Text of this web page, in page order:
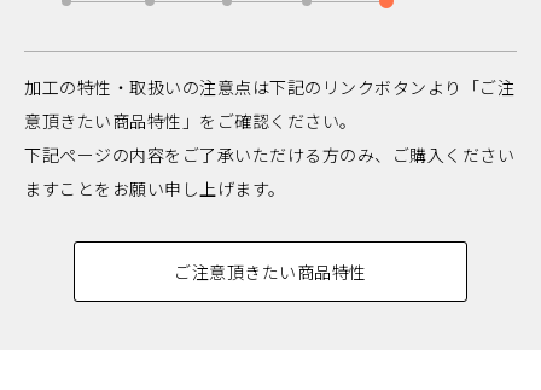
加工の特性・取扱いの注意点は下記のリンクボタンより「ご注
意頂きたい商品特性」をご確認ください。
下記ページの内容をご了承いただける方のみ、ご購入ください
ますことをお願い申し上げます。
ご注意頂きたい商品特性